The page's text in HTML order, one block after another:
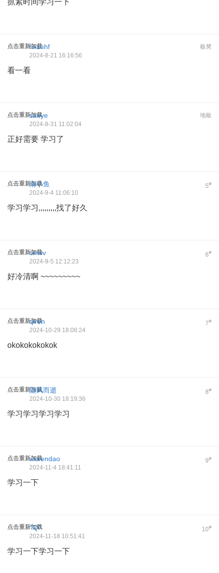
抓紧时间学习一下
点击重新加载 板凳
hxznhf
2024-8-21 16:16:56
看一看
点击重新加载 地板
sanye
2024-8-31 11:02:04
正好需要 学习了
点击重新加载 5#
南小鱼
2024-9-4 11:06:10
学习学习,,,,,,,,,找了好久
点击重新加载 6#
omvv
2024-9-5 12:12:23
好冷清啊 ~~~~~~~~~
点击重新加载 7#
qiren
2024-10-29 18:08:24
okokokokokok
点击重新加载 8#
随风而逝
2024-10-30 18:19:36
学习学习学习学习
点击重新加载 9#
wurendao
2024-11-4 18:41:11
学习一下
点击重新加载 10#
^Q^
2024-11-18 10:51:41
学习一下学习一下